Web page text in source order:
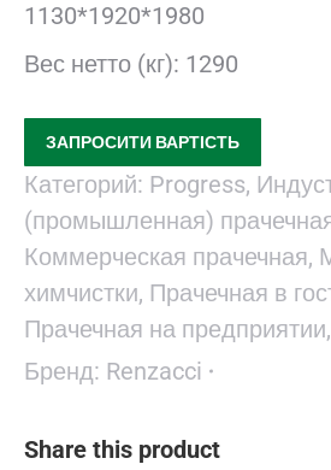
1130*1920*1980
Вес нетто (кг): 1290
ЗАПРОСИТИ ВАРТІСТЬ
Категорий: Progress,
(промышленная)
Коммерческая прачечная,
химчистки, Прачечная в
Прачечная на предприятии,
Бренд: Renzacci
Share this product